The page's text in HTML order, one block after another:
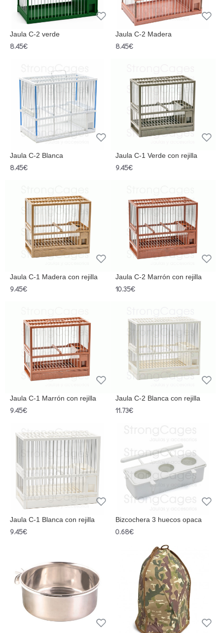
Jaula C-2 verde
8.45€
Jaula C-2 Madera
8.45€
Jaula C-2 Blanca
8.45€
Jaula C-1 Verde con rejilla
9.45€
Jaula C-1 Madera con rejilla
9.45€
Jaula C-2 Marrón con rejilla
10.35€
Jaula C-1 Marrón con rejilla
9.45€
Jaula C-2 Blanca con rejilla
11.73€
Jaula C-1 Blanca con rejilla
9.45€
Bizcochera 3 huecos opaca
0.68€